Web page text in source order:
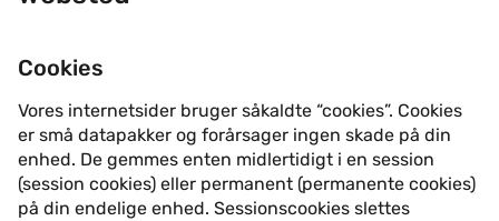
Cookies
Vores internetsider bruger såkaldte “cookies”. Cookies
er små datapakker og forårsager ingen skade på din
enhed. De gemmes enten midlertidigt i en session
(session cookies) eller permanent (permanente cookies)
på din endelige enhed. Sessionscookies slettes